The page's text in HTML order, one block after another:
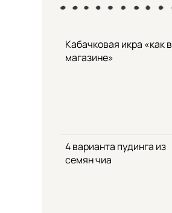
Кабачковая икра «как в
магазине»
4 варианта пудинга из
семян чиа